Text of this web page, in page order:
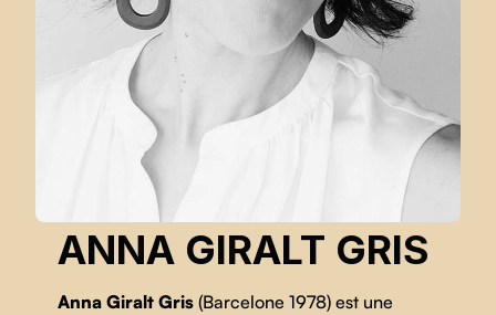
ANNA GIRALT GRIS
Anna Giralt Gris (Barcelone 1978) est une